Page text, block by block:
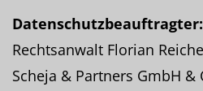
Datenschutzbeauftragter:
Rechtsanwalt Florian
Scheja & Partners GmbH &